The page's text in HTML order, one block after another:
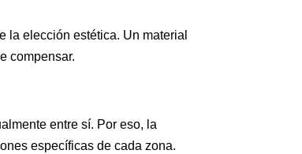
la elección estética. Un material
compensar.
entre sí. Por eso, la
específicas de cada zona.